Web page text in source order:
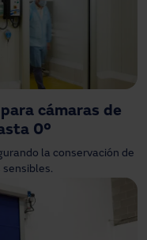
cámaras de
0º
la conservación de